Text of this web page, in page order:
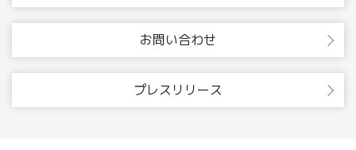
お問い合わせ
プレスリリース